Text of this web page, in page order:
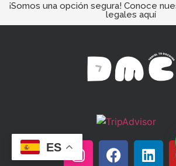
¡Somos una opción segura! Conoce
legales aquí
ES